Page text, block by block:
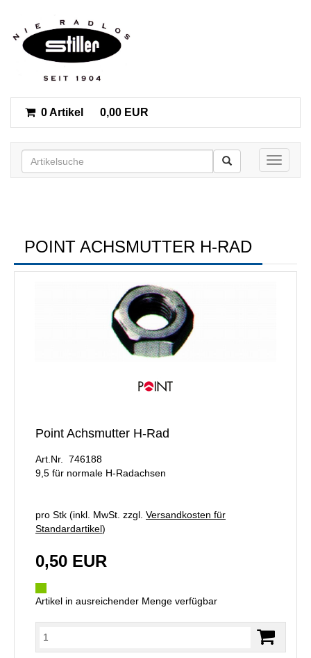
0 Artikel 0,00 EUR
Toggle
POINT ACHSMUTTER H-RAD
Point Achsmutter H-Rad
Art.Nr. 746188
9,5 für normale H-Radachsen
pro Stk (inkl. MwSt. zzgl. Versandkosten für
Standardartikel)
0,50 EUR
Artikel in ausreichender Menge verfügbar